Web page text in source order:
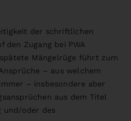
der schriftlichen
den Zugang bei PWA
Mängelrüge führt zum
– aus welchem
– insbesondere aber
aus dem Titel
und/oder des